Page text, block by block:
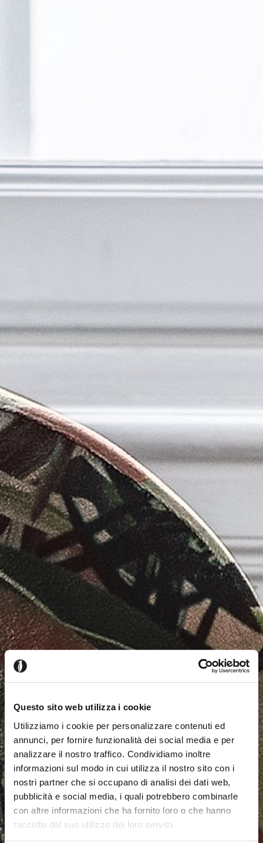
Questo sito web utilizza i cookie
Utilizziamo i cookie per personalizzare contenuti ed
annunci, per fornire funzionalità dei social media e per
analizzare il nostro traffico. Condividiamo inoltre
informazioni sul modo in cui utilizza il nostro sito con i
nostri partner che si occupano di analisi dei dati web,
pubblicità e social media, i quali potrebbero combinarle
con altre informazioni che ha fornito loro o che hanno
raccolto dal suo utilizzo dei loro servizi.